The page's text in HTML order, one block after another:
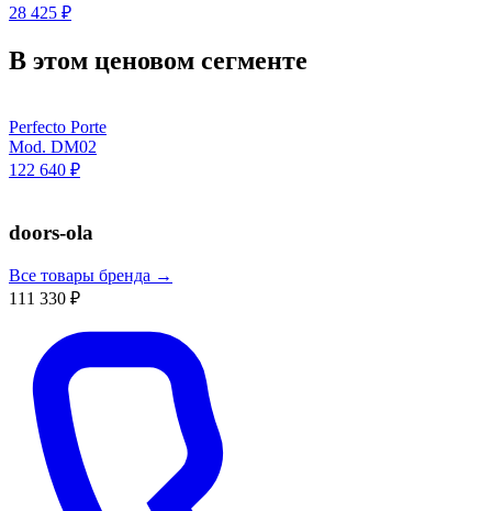
28 425 ₽
В этом ценовом сегменте
Perfecto Porte
Mod. DM02
122 640 ₽
doors-ola
Все товары бренда →
111 330 ₽